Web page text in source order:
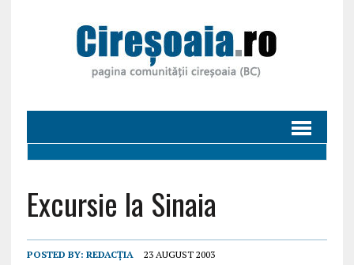
Excursie la Sinaia
POSTED BY: REDACȚIA 23 AUGUST 2003